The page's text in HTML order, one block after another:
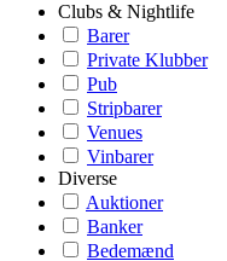
Clubs & Nightlife
Barer
Private Klubber
Pub
Stripbarer
Venues
Vinbarer
Diverse
Auktioner
Banker
Bedemænd